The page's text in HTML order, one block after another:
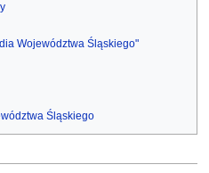
Województwa Śląskiego"
Śląskiego